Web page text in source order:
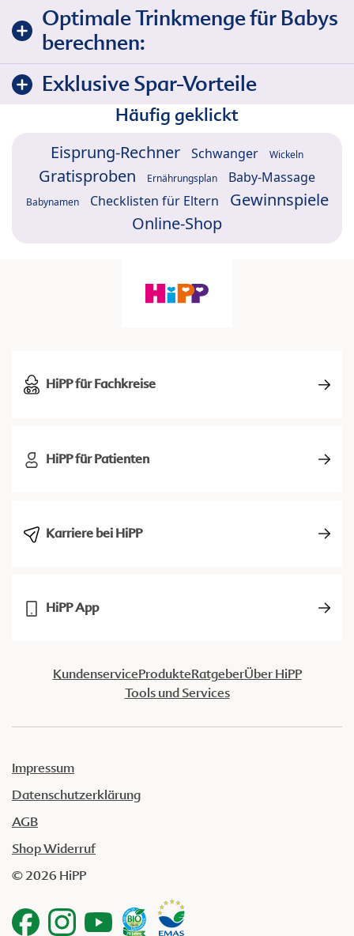
Optimale Trinkmenge für Babys
berechnen:
Exklusive Spar-Vorteile
Häufig geklickt
Eisprung-Rechner Schwanger Wickeln
Gratisproben Ernährungsplan Baby-Massage
Babynamen Checklisten für Eltern
Gewinnspiele
Online-Shop
HiPP für Fachkreise
HiPP für Patienten
Karriere bei HiPP
HiPP App
KundenserviceProdukteRatgeberÜber HiPP
Tools und Services
Impressum
Datenschutzerklärung
AGB
Shop Widerruf
© 2026 HiPP